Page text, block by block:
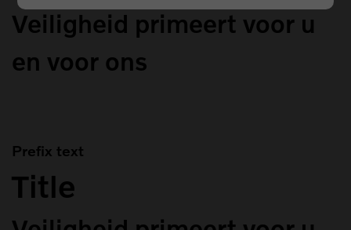
Veiligheid primeert voor u
en voor ons
Prefix text
Title